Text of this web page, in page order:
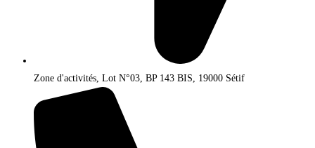
Zone d'activités, Lot N°03, BP 143 BIS, 19000 Sétif